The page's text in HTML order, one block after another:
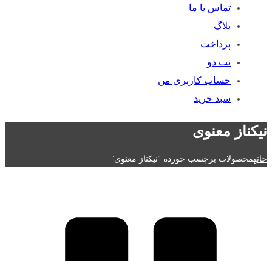
تماس با ما
بلاگ
پرداخت
نت دو
حساب کاربری من
سبد خرید
نیکناز معنوی
خانهمحصولات برچسب خورده “نیکناز معنوی”